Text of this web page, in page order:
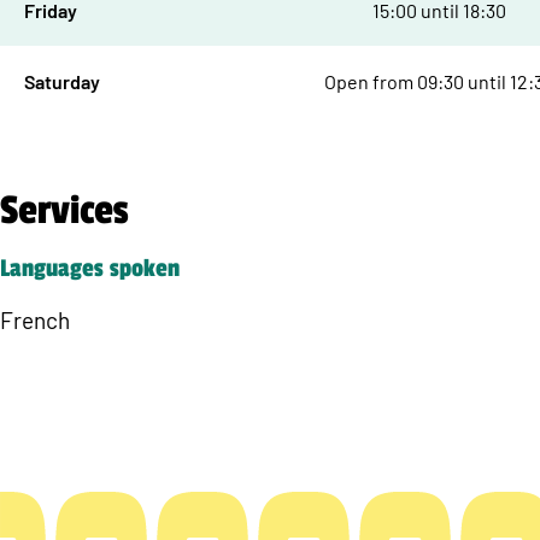
Friday 15:00 until 18:30
Saturday Open from 09:30 until
Services
Languages spoken
French